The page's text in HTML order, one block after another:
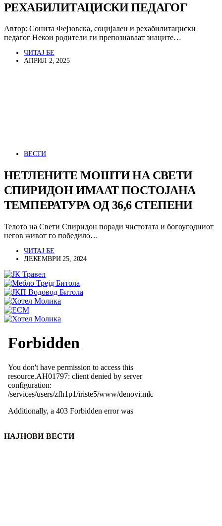
РЕХАБИЛИТАЦИСКИ ПЕДАГОГ
Автор: Сонита Фејзовска, социјален и рехабилитациски
педагог Некои родители ги препознаваат знаците…
ЧИТАЈ БЕ
АПРИЛ 2, 2025
ВЕСТИ
НЕТЛЕНИТЕ МОШТИ НА СВЕТИ
СПИРИДОН ИМААТ ПОСТОЈАНА
ТЕМПЕРАТУРА ОД 36,6 СТЕПЕНИ
Телото на Свети Спиридон поради чистотата и богоугодниот
негов живот го победило…
ЧИТАЈ БЕ
ДЕКЕМВРИ 25, 2024
НАЈНОВИ ВЕСТИ